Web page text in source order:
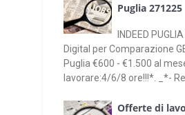
Puglia 271225
INDEED
Digital per Comparazione
Puglia €600 - €1.500 al
lavorare:4/6/8 ore!!!*. _*-
Offerte di